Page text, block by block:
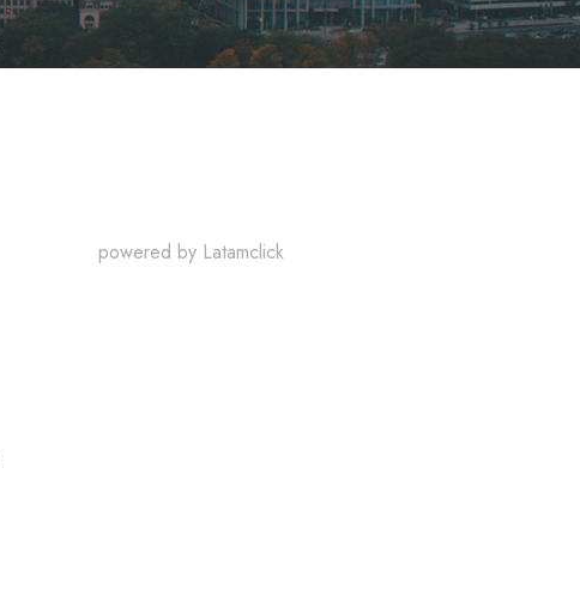
powered by Latamclick